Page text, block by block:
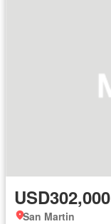
USD302,000
San Martin